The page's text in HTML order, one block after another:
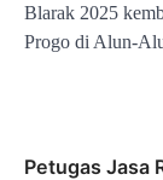
Blarak 2025
Progo di Alun-
Petugas Jasa